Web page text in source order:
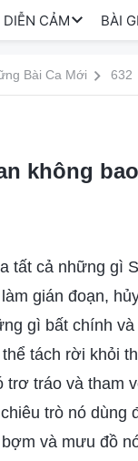
CẢM BÀI
Bài Ca Mới 632
không
tất cả những gì
làm gián đoạn,
gì bất chính
tách rời khỏi
trơ tráo và tham
trò nó dùng
và mưu đồ